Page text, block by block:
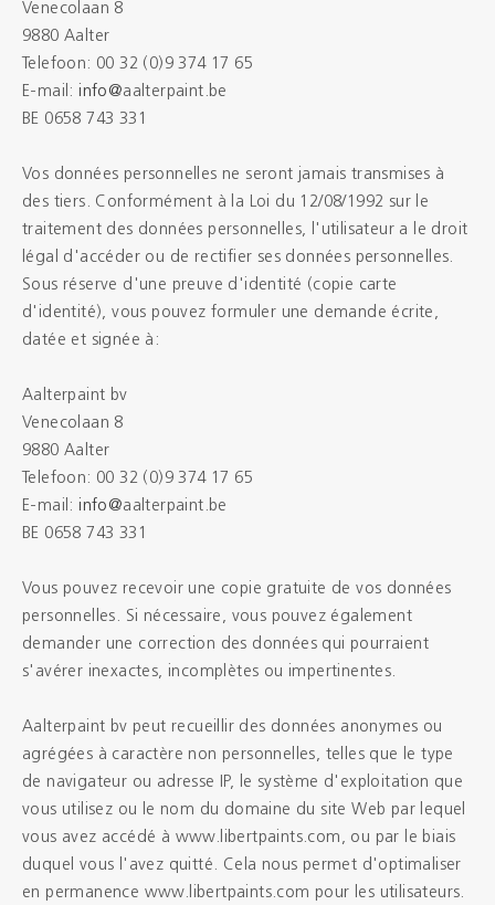
Venecolaan 8
9880 Aalter
Telefoon: 00 32 (0)9 374 17 65
E-mail: info@aalterpaint.be
BE 0658 743 331
Vos données personnelles ne seront jamais transmises à
des tiers. Conformément à la Loi du 12/08/1992 sur le
traitement des données personnelles, l'utilisateur a le droit
légal d'accéder ou de rectifier ses données personnelles.
Sous réserve d'une preuve d'identité (copie carte
d'identité), vous pouvez formuler une demande écrite,
datée et signée à:
Aalterpaint bv
Venecolaan 8
9880 Aalter
Telefoon: 00 32 (0)9 374 17 65
E-mail: info@aalterpaint.be
BE 0658 743 331
Vous pouvez recevoir une copie gratuite de vos données
personnelles. Si nécessaire, vous pouvez également
demander une correction des données qui pourraient
s'avérer inexactes, incomplètes ou impertinentes.
Aalterpaint bv peut recueillir des données anonymes ou
agrégées à caractère non personnelles, telles que le type
de navigateur ou adresse IP, le système d'exploitation que
vous utilisez ou le nom du domaine du site Web par lequel
vous avez accédé à www.libertpaints.com, ou par le biais
duquel vous l'avez quitté. Cela nous permet d'optimaliser
en permanence www.libertpaints.com pour les utilisateurs.
Aalterpaint
NL FR EN